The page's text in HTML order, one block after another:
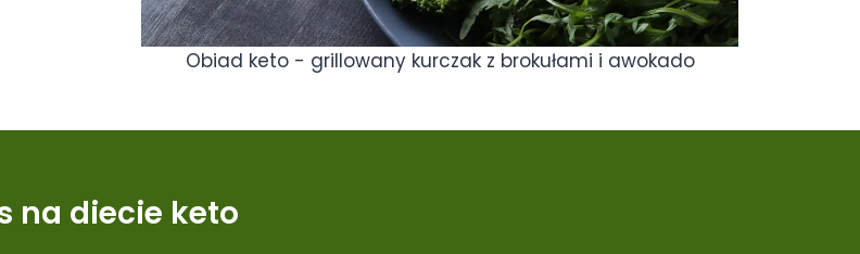
Obiad keto - grillowany kurczak z brokułami i awokado
na diecie keto